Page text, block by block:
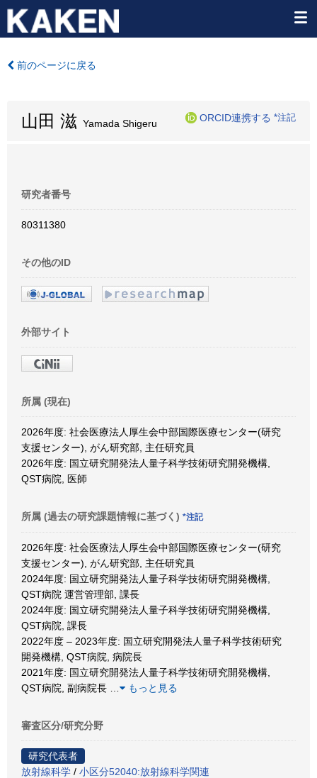
前のページに戻る
山田 滋 Yamada Shigeru
ORCID連携する *注記
研究者番号
80311380
その他のID
外部サイト
所属 (現在)
2026年度: 社会医療法人厚生会中部国際医療センター(研究
支援センター), がん研究部, 主任研究員
2026年度: 国立研究開発法人量子科学技術研究開発機構,
QST病院, 医師
所属 (過去の研究課題情報に基づく) *注記
2026年度: 社会医療法人厚生会中部国際医療センター(研究
支援センター), がん研究部, 主任研究員
2024年度: 国立研究開発法人量子科学技術研究開発機構,
QST病院 運営管理部, 課長
2024年度: 国立研究開発法人量子科学技術研究開発機構,
QST病院, 課長
2022年度 – 2023年度: 国立研究開発法人量子科学技術研究
開発機構, QST病院, 病院長
2021年度: 国立研究開発法人量子科学技術研究開発機構,
QST病院, 副病院長
もっと見る
審査区分/研究分野
研究代表者
放射線科学 / 小区分52040:放射線科学関連